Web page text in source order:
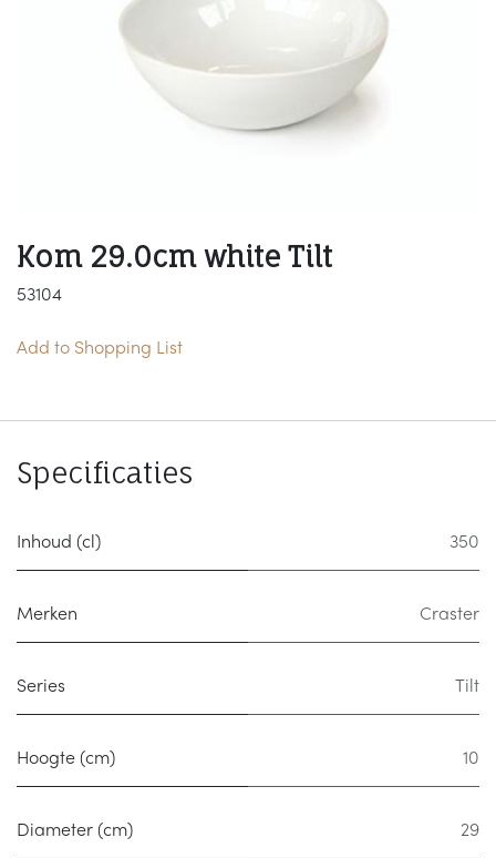
Kom 29.0cm white Tilt
53104
Add to Shopping List
Specificaties
Inhoud (cl) 350
Merken Craster
Series Tilt
Hoogte (cm) 10
Diameter (cm) 29